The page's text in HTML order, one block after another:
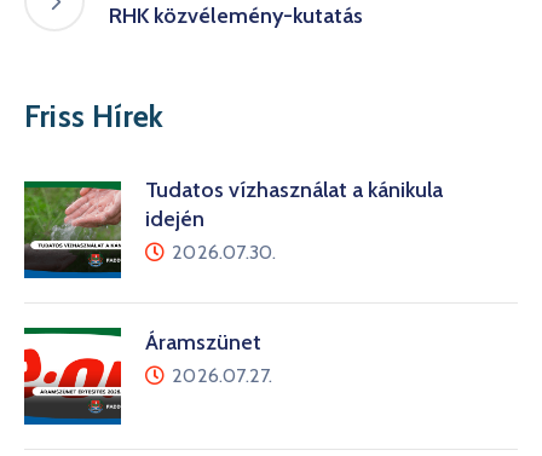
RHK közvélemény-kutatás
Friss Hírek
Tudatos vízhasználat a kánikula
idején
2026.07.30.
Áramszünet
2026.07.27.